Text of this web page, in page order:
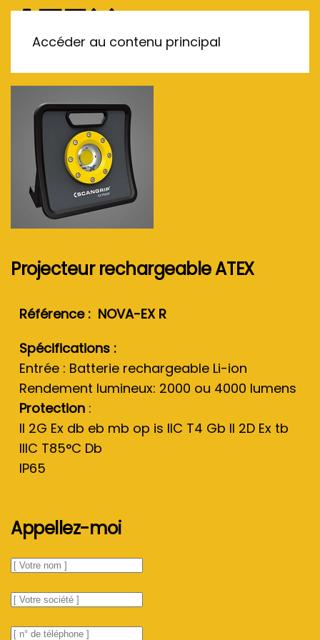
Accéder au contenu principal
Projecteur rechargeable ATEX
Référence : NOVA-EX R
Spécifications :
Entrée : Batterie rechargeable Li-ion
Rendement lumineux: 2000 ou 4000 lumens
Protection :
II 2G Ex db eb mb op is IIC T4 Gb II 2D Ex tb
IIIC T85°C Db
IP65
Appellez-moi